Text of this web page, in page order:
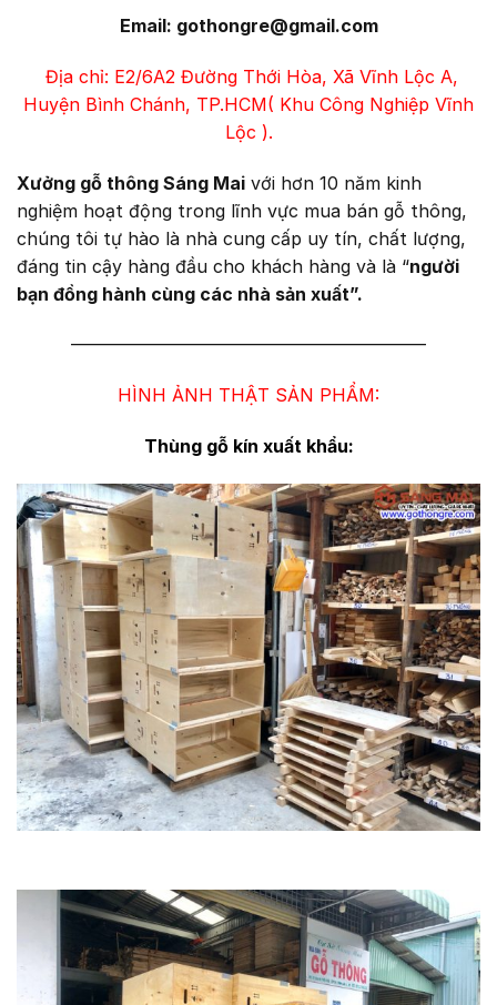
Email: gothongre@gmail.com
Địa chỉ: E2/6A2 Đường Thới Hòa, Xã Vĩnh Lộc A,
Huyện Bình Chánh, TP.HCM( Khu Công Nghiệp Vĩnh
Lộc ).
Xưởng gỗ thông Sáng Mai với hơn 10 năm kinh
nghiệm hoạt động trong lĩnh vực mua bán gỗ thông,
chúng tôi tự hào là nhà cung cấp uy tín, chất lượng,
đáng tin cậy hàng đầu cho khách hàng và là “người
bạn đồng hành cùng các nhà sản xuất”.
————————————————————
HÌNH ẢNH THẬT SẢN PHẨM:
Thùng gỗ kín xuất khẩu: